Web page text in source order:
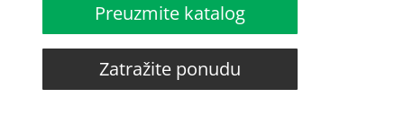
Preuzmite katalog
Zatražite ponudu